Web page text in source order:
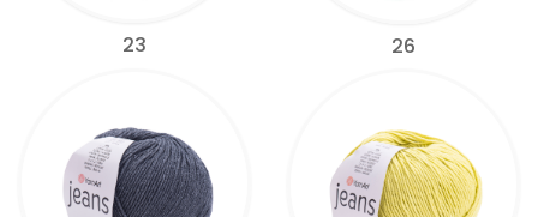
23 26